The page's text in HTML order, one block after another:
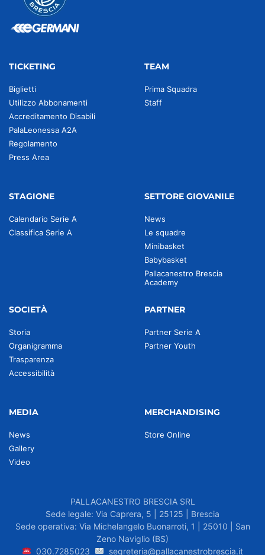
TICKETING
Biglietti
Utilizzo Abbonamenti
Accreditamento Disabili
PalaLeonessa A2A
Regolamento
Press Area
TEAM
Prima Squadra
Staff
STAGIONE
Calendario Serie A
Classifica Serie A
SETTORE GIOVANILE
News
Le squadre
Minibasket
Babybasket
Pallacanestro Brescia
Academy
SOCIETÀ
Storia
Organigramma
Trasparenza
Accessibilità
PARTNER
Partner Serie A
Partner Youth
MEDIA
News
Gallery
Video
MERCHANDISING
Store Online
PALLACANESTRO BRESCIA SRL
Sede legale: Via Caprera, 5 | 25125 | Brescia
Sede operativa: Via Michelangelo Buonarroti, 1 | 25010 | San
Zeno Naviglio (BS)
030.7285023
segreteria@pallacanestrobrescia.it